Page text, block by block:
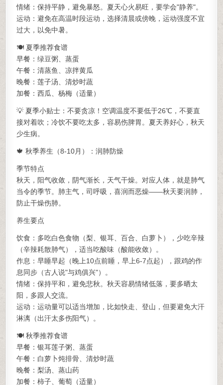
情绪：保持平静，避免暴怒。夏天心火易旺，要学会"静养"。
运动：避免在高温时段运动，选择清晨或傍晚，运动强度不宜
过大，以免中暑。
🍽️ 夏季推荐食谱
早餐：绿豆粥、蒸蛋
午餐：清蒸鱼、凉拌黄瓜
晚餐：莲子汤、清炒时蔬
加餐：西瓜、杨梅（适量）
💡 夏季小贴士：不要贪凉！空调温度不要低于26℃，不要直
接对着吹；冷饮不要吃太多，容易伤脾胃。夏天养好心，秋天
少生病。
🍁 秋季养生（8-10月）：润肺防燥
季节特点
秋天，阳气收敛，阴气渐长，天气干燥。对应人体，就是肺气
当令的季节。肺主气，司呼吸，喜润而恶燥——秋天要润肺，
防止干燥伤肺。
养生要点
饮食：多吃白色食物（梨、银耳、百合、白萝卜），少吃辛辣
（辛辣耗散肺气），适当吃酸味（酸能收敛）。
作息：早睡早起（晚上10点前睡，早上6-7点起），跟鸡的作
息同步（古人说"与鸡俱兴"）。
情绪：保持平和，避免悲秋。秋天容易情绪低落，要多晒太
阳，多跟人交流。
运动：运动量可以适当增加，比如快走、登山，但要避免大汗
淋漓（出汗太多伤阳气）。
🍽️ 秋季推荐食谱
早餐：银耳莲子粥、蒸蛋
午餐：白萝卜炖排骨、清炒时蔬
晚餐：梨汤、蒸山药
加餐：柿子、葡萄（适量）